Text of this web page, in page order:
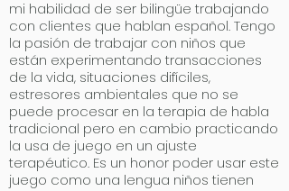
mi habilidad de ser bilingüe trabajando
con clientes que hablan español. Tengo
la pasión de trabajar con niños que
están experimentando transacciones
de la vida, situaciones difíciles,
estresores ambientales que no se
puede procesar en la terapia de habla
tradicional pero en cambio practicando
la usa de juego en un ajuste
terapéutico. Es un honor poder usar este
juego como una lengua niños tienen